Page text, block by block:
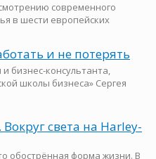
современного
в шести европейских
и не потерять
бизнес-консультанта,
школы бизнеса» Сергея
света на Harley-
обострённая форма жизни. В